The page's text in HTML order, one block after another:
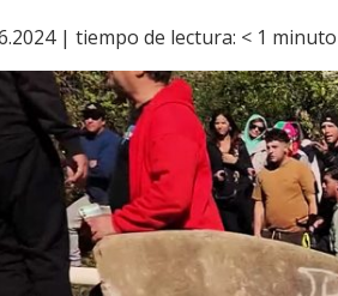
| tiempo de lectura: < 1 minuto